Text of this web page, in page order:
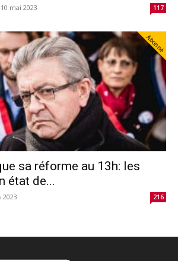
10 mai 2023 117
Abonné
sa réforme au 13h: les
état de...
2023 216